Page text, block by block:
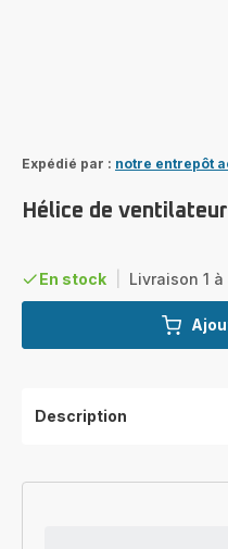
Expédié par : notre entrepôt
Hélice de
En stock Livraison 1
Description